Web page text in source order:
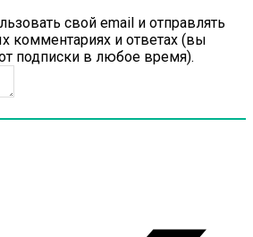
свой email и отправлять
комментариях и ответах (вы
подписки в любое время).